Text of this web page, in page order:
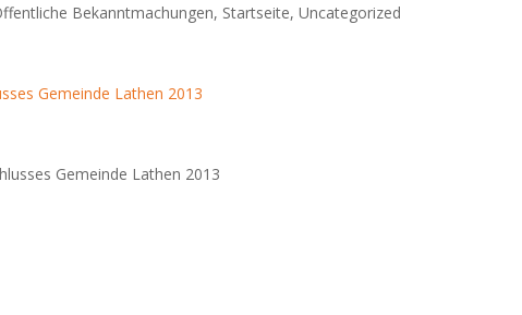
Bekanntmachungen, Startseite,Uncategorized
Gemeinde Lathen 2013